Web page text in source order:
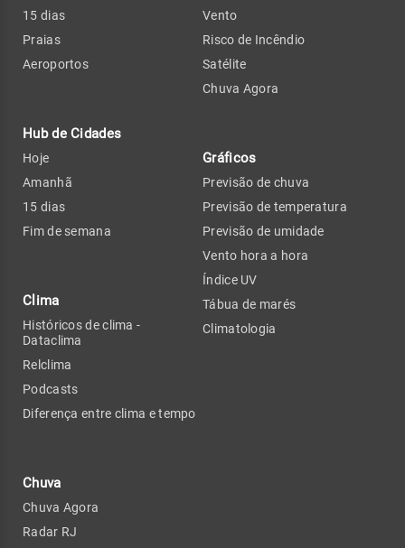
15 dias
Praias
Aeroportos
Hub de Cidades
Hoje
Amanhã
15 dias
Fim de semana
Clima
Históricos de clima -
Dataclima
Relclima
Podcasts
Diferença entre clima e tempo
Chuva
Chuva Agora
Radar RJ
Vento
Risco de Incêndio
Satélite
Chuva Agora
Gráficos
Previsão de chuva
Previsão de temperatura
Previsão de umidade
Vento hora a hora
Índice UV
Tábua de marés
Climatologia